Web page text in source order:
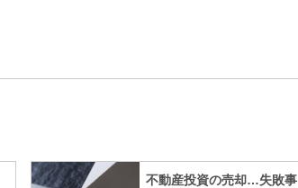
不動産投資の売却…失敗事